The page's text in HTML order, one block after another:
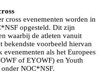
cross evenementen worden in
opgesteld. Dit zijn
waarbij de atleten vanuit
bekendste voorbeeld hiervan
als het Europees
of EYOWF) en Youth
NOC*NSF.